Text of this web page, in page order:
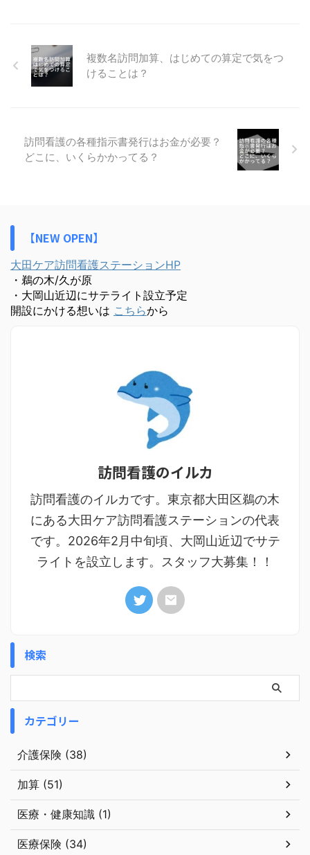
複数名訪問加算、はじめての算定で気をつ
けることは？
訪問看護の各種指示書発行はお金が必要？
どこに、いくらかかってる？
【NEW OPEN】
大田ケア訪問看護ステーションHP
・鵜の木/久が原
・大岡山近辺にサテライト設立予定
開設にかける想いは こちらから
訪問看護のイルカ
訪問看護のイルカです。東京都大田区鵜の木
にある大田ケア訪問看護ステーションの代表
です。2026年2月中旬頃、大岡山近辺でサテ
ライトを設立します。スタッフ大募集！！
検索
カテゴリー
介護保険 (38)
加算 (51)
医療・健康知識 (1)
医療保険 (34)